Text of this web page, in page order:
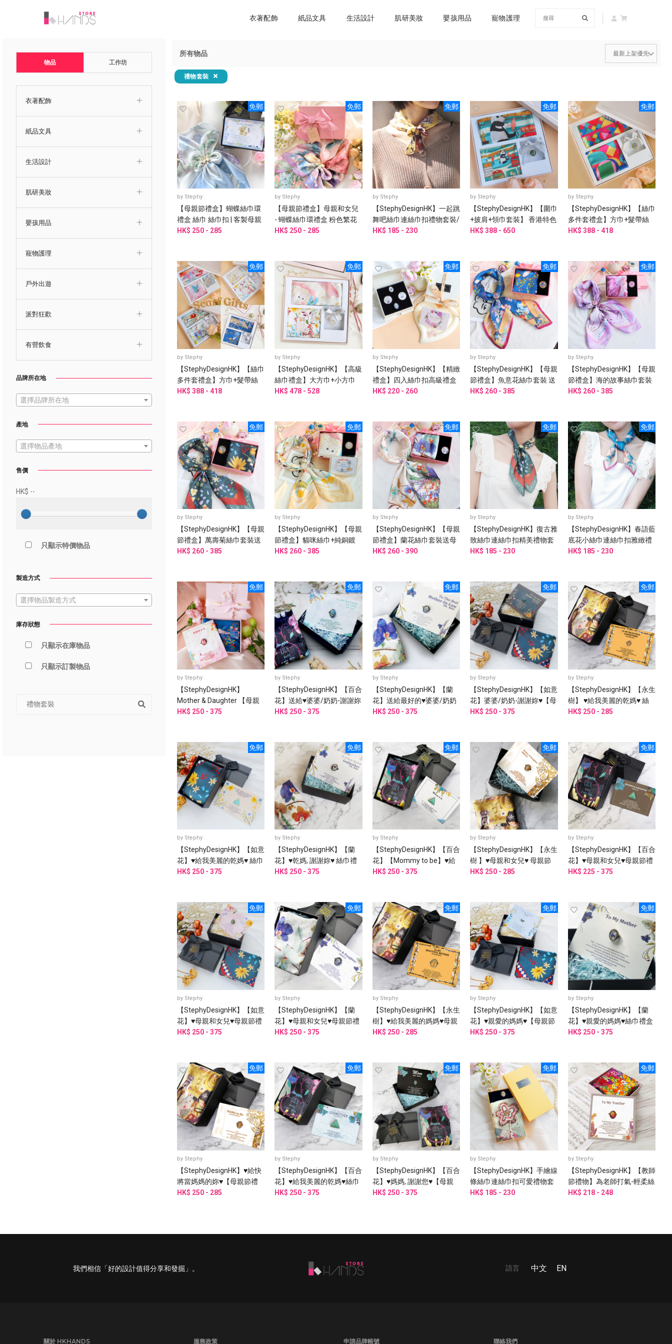
衣著配飾 紙品文具 生活設計 肌研美妝 嬰孩用品 寵物護理
物品 工作坊
衣著配飾
紙品文具
生活設計
肌研美妝
嬰孩用品
寵物護理
戶外出遊
派對狂歡
有營飲食
品牌所在地
選擇品牌所在地
產地
選擇物品產地
售價
HK$ --
只顯示特價物品
製造方式
選擇物品製造方式
庫存狀態
只顯示在庫物品
只顯示訂製物品
所有物品
禮物套裝
免郵
by Stephy
【母親節禮盒】蝴蝶絲巾環
禮盒 絲巾 絲巾扣 | 客製母親
心意卡片
HK$ 250 - 285
免郵
by Stephy
【母親節禮盒】母親和女兒
- 蝴蝶絲巾環禮盒 粉色繁花
升級版
HK$ 250 - 285
免郵
by Stephy
【StephyDesignHK】一起跳
舞吧絲巾連絲巾扣禮物套裝/
方巾/頭巾/手腕帶/圍巾/姊
HK$ 185 - 230
免郵
by Stephy
【StephyDesignHK】【圍巾
+披肩+領巾套裝】 香港特色
絲巾+手工絲巾扣
HK$ 388 - 650
免郵
by Stephy
【StephyDesignHK】【絲巾
多件套禮盒】方巾+髮帶絲
巾+絲巾扣 多件套經典禮盒 |
HK$ 388 - 418
免郵
by Stephy
【StephyDesignHK】【絲巾
多件套禮盒】方巾+髮帶絲
巾+絲巾扣 多件套經典禮盒 |
HK$ 388 - 418
免郵
by Stephy
【StephyDesignHK】【高級
絲巾禮盒】大方巾+小方巾
+絲巾扣 三入經典高級禮盒 |
HK$ 478 - 528
免郵
by Stephy
【StephyDesignHK】【精緻
禮盒】四入絲巾扣高級禮盒
套裝 | 客製化禮物
HK$ 220 - 260
免郵
by Stephy
【StephyDesignHK】【母親
節禮盒】魚意花絲巾套裝 送
母親、丈母娘、婆婆、乾媽
HK$ 260 - 385
免郵
by Stephy
【StephyDesignHK】【母親
節禮盒】海的故事絲巾套裝
送 母親、丈母娘、婆婆、外
HK$ 260 - 385
免郵
by Stephy
【StephyDesignHK】【母親
節禮盒】萬壽菊絲巾套裝送
母親、阿嬤、外婆、丈母
HK$ 260 - 385
免郵
by Stephy
【StephyDesignHK】【母親
節禮盒】貓咪絲巾+純銅鍍
金貓咪三環絲巾扣 高級禮盒
HK$ 260 - 385
免郵
by Stephy
【StephyDesignHK】【母親
節禮盒】蘭花絲巾套裝送母
親、丈母娘、婆婆、阿嬤、
HK$ 260 - 390
免郵
by Stephy
【StephyDesignHK】復古雅
致絲巾連絲巾扣精美禮物套
裝/絲巾/小圍巾客製化禮物
HK$ 185 - 230
免郵
by Stephy
【StephyDesignHK】春語藍
底花小絲巾連絲巾扣雅緻禮
物套裝/客製化禮物
HK$ 185 - 230
免郵
by Stephy
【StephyDesignHK】
Mother & Daughter 【母親
節禮盒】魚意花絲巾、絲巾
HK$ 250 - 375
免郵
by Stephy
【StephyDesignHK】【百合
花】送給♥婆婆/奶奶-謝謝妳
♥【母親節禮物】
HK$ 250 - 375
免郵
by Stephy
【StephyDesignHK】【蘭
花】送給最好的♥婆婆/奶奶
♥【母親節禮物】絲巾禮盒
HK$ 250 - 375
免郵
by Stephy
【StephyDesignHK】【如意
花】婆婆/奶奶-謝謝妳♥【母
親節禮物】絲巾禮盒
HK$ 250 - 375
免郵
by Stephy
【StephyDesignHK】【永生
樹】 ♥給我美麗的乾媽♥ 絲
巾禮盒
HK$ 250 - 285
免郵
by Stephy
【StephyDesignHK】【如意
花】♥給我美麗的乾媽♥ 絲巾
禮盒
HK$ 250 - 375
免郵
by Stephy
【StephyDesignHK】【蘭
花】♥乾媽, 謝謝妳♥ 絲巾禮
盒
HK$ 250 - 375
免郵
by Stephy
【StephyDesignHK】【百合
花】【Mommy to be】♥給
快將當媽媽的妳♥絲巾禮盒
HK$ 250 - 375
免郵
by Stephy
【StephyDesignHK】【永生
樹 】♥母親和女兒♥ 母親節
禮物絲巾禮盒
HK$ 250 - 285
免郵
by Stephy
【StephyDesignHK】【百合
花】♥母親和女兒♥母親節禮
物絲巾禮盒
HK$ 225 - 375
免郵
by Stephy
【StephyDesignHK】【如意
花】♥母親和女兒♥母親節禮
物絲巾禮盒
HK$ 250 - 375
免郵
by Stephy
【StephyDesignHK】【蘭
花】♥母親和女兒♥母親節禮
物絲巾禮盒
HK$ 250 - 375
免郵
by Stephy
【StephyDesignHK】【永生
樹】♥給我美麗的媽媽♥母親
節禮物絲巾禮盒
HK$ 250 - 285
免郵
by Stephy
【StephyDesignHK】【如意
花】♥親愛的媽媽♥【母親節
禮物】絲巾禮盒
HK$ 250 - 375
免郵
by Stephy
【StephyDesignHK】【蘭
花】♥親愛的媽媽♥絲巾禮盒
HK$ 250 - 375
免郵
by Stephy
【StephyDesignHK】♥給快
將當媽媽的妳♥【母親節禮
物】絲巾禮盒
HK$ 250 - 285
免郵
by Stephy
【StephyDesignHK】【百合
花】♥給我美麗的乾媽♥絲巾
禮盒
HK$ 250 - 375
免郵
by Stephy
【StephyDesignHK】【百合
花】♥媽媽, 謝謝您♥【母親
節禮物】絲巾禮盒
HK$ 250 - 375
免郵
by Stephy
【StephyDesignHK】手繪線
條絲巾連絲巾扣可愛禮物套
裝
HK$ 185 - 230
免郵
by Stephy
【StephyDesignHK】【教師
節禮物】為老師打氣-輕柔絲
巾,絲巾扣禮物套裝\謝師禮
HK$ 218 - 248
我們相信「好的設計值得分享和發掘」。 語言 中文 EN
關於 HKHANDS 服務政策 申請品牌帳號 聯絡我們